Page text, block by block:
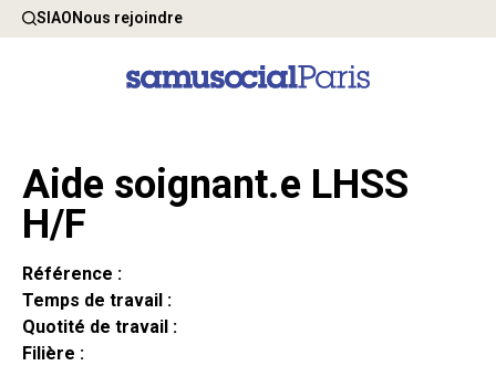
SIAONous rejoindre
Aide soignant.e LHSS
H/F
Référence :
Temps de travail :
Quotité de travail :
Filière :